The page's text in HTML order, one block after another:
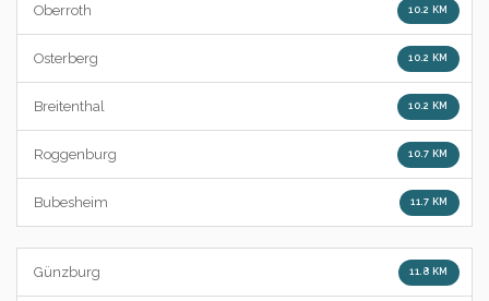
Oberroth 10.2 KM
Osterberg 10.2 KM
Breitenthal 10.2 KM
Roggenburg 10.7 KM
Bubesheim 11.7 KM
Günzburg 11.8 KM